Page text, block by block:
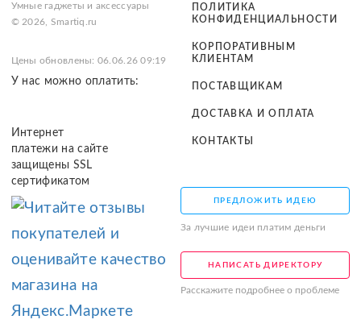
Умные гаджеты и аксессуары
© 2026, Smartiq.ru
Цены обновлены: 06.06.26 09:19
У нас можно оплатить:
Интернет
платежи на сайте
защищены SSL
сертификатом
ПОЛИТИКА
КОНФИДЕНЦИАЛЬНОСТИ
КОРПОРАТИВНЫМ
КЛИЕНТАМ
ПОСТАВЩИКАМ
ДОСТАВКА И ОПЛАТА
КОНТАКТЫ
ПРЕДЛОЖИТЬ ИДЕЮ
За лучшие идеи платим деньги
НАПИСАТЬ ДИРЕКТОРУ
Расскажите подробнее о проблеме